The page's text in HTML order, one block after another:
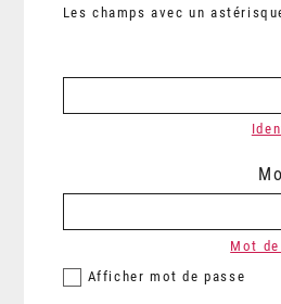
Les champs avec un
Afficher mot de passe
Mot